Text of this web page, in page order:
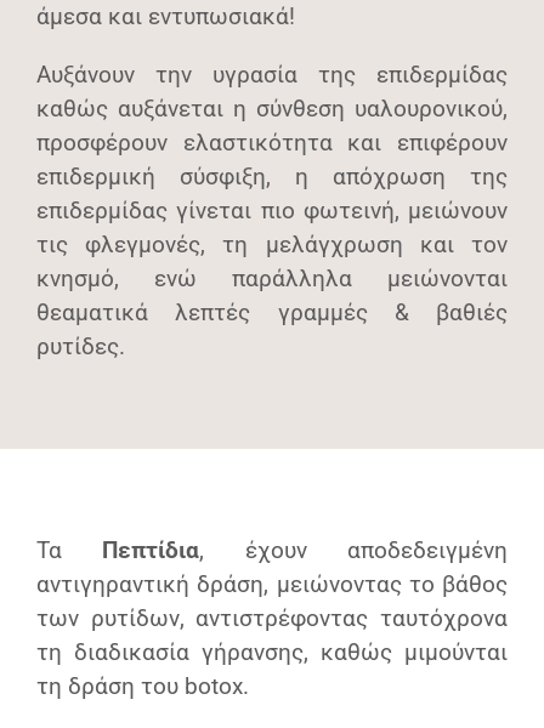
άμεσα και εντυπωσιακά!
Αυξάνουν την υγρασία της επιδερμίδας
καθώς αυξάνεται η σύνθεση υαλουρονικού,
προσφέρουν ελαστικότητα και επιφέρουν
επιδερμική σύσφιξη, η απόχρωση της
επιδερμίδας γίνεται πιο φωτεινή, μειώνουν
τις φλεγμονές, τη μελάγχρωση και τον
κνησμό, ενώ παράλληλα μειώνονται
θεαματικά λεπτές γραμμές & βαθιές
ρυτίδες.
Τα Πεπτίδια, έχουν αποδεδειγμένη
αντιγηραντική δράση, μειώνοντας το βάθος
των ρυτίδων, αντιστρέφοντας ταυτόχρονα
τη διαδικασία γήρανσης, καθώς μιμούνται
τη δράση του botox.